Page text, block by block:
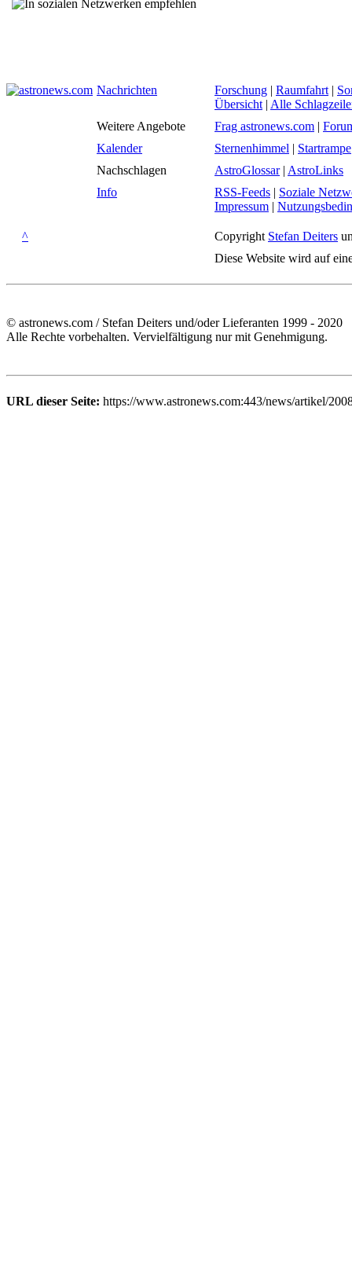
Nachrichten Forschung | Raumfahrt |
Übersicht | Alle
Weitere Angebote
Frag astronews.com |
Kalender
Sternenhimmel | Startrampe
Nachschlagen
AstroGlossar| AstroLinks
Info
RSS-Feeds | Soziale
Impressum |
^ Copyright Stefan Deiters
Diese Website wird auf
© astronews.com / Stefan Deiters und/oder Lieferanten 1999 - 2020
Alle Rechte vorbehalten. Vervielfältigung nur mit Genehmigung.
URL dieser Seite: https://www.astronews.com:443/news/artikel/